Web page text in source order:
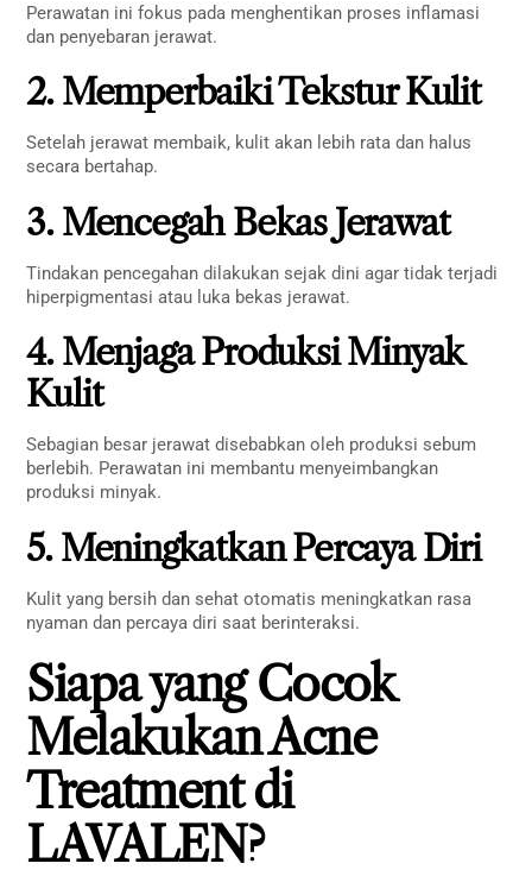
Perawatan ini fokus pada menghentikan proses inflamasi
dan penyebaran jerawat.
2. Memperbaiki Tekstur Kulit
Setelah jerawat membaik, kulit akan lebih rata dan halus
secara bertahap.
3. Mencegah Bekas Jerawat
Tindakan pencegahan dilakukan sejak dini agar tidak terjadi
hiperpigmentasi atau luka bekas jerawat.
4. Menjaga Produksi Minyak
Kulit
Sebagian besar jerawat disebabkan oleh produksi sebum
berlebih. Perawatan ini membantu menyeimbangkan
produksi minyak.
5. Meningkatkan Percaya Diri
Kulit yang bersih dan sehat otomatis meningkatkan rasa
nyaman dan percaya diri saat berinteraksi.
Siapa yang Cocok
Melakukan Acne
Treatment di
LAVALEN?